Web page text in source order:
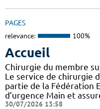
PAGES
relevance: 100%
Accueil
Chirurgie du membre
Le service de chirurgie
partie de la Fédération
d’urgence Main et
30/07/2026 13:58